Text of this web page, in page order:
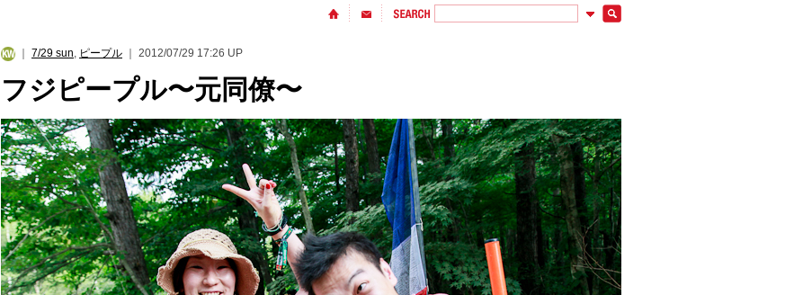
7/29 sun, ピープル ｜ 2012/07/29 17:26 UP
フジピープル〜元同僚〜